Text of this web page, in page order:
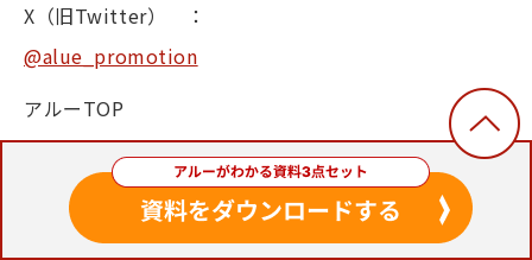
X（旧Twitter） ：
@alue_promotion
アルーTOP
サービス一覧
中小企業向け研修
導入事例